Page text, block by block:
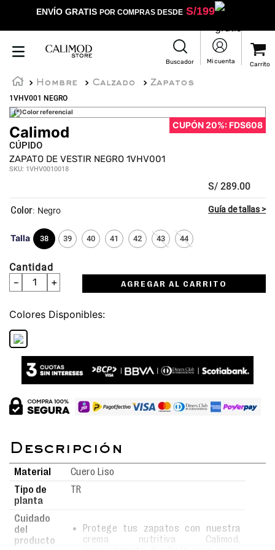
ENVÍO GRATIS POR COMPRAS DESDES/199
Hombre Calzado
Zapatos
1VHV001 NEGRO
(*)Color referencial
CUPÓN 20%: FDS608
Calimod
CÚPIDO
ZAPATO DE VESTIR NEGRO 1VHV001
SKU: 1VHV0010018
S/ 289.00
Talla 38 39 40 41 42 43 44
: Negro
Cantidad
＋
－ AGREGAR AL CARRITO
Colores
Material
Cuero Liso
Tipo de
planta
TR
Cuidado
del
producto
Protege tus zapatos con nuestra
crema nutritiva Calimod,